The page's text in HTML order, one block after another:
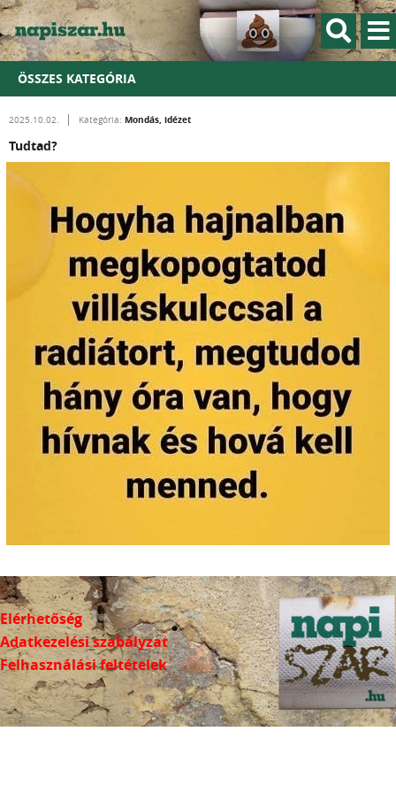
ÖSSZES KATEGÓRIA
2025.10.02. Kategória: Mondás, idézet
Tudtad?
Elérhetőség
Adatkezelési szabályzat
Felhasználási feltételek